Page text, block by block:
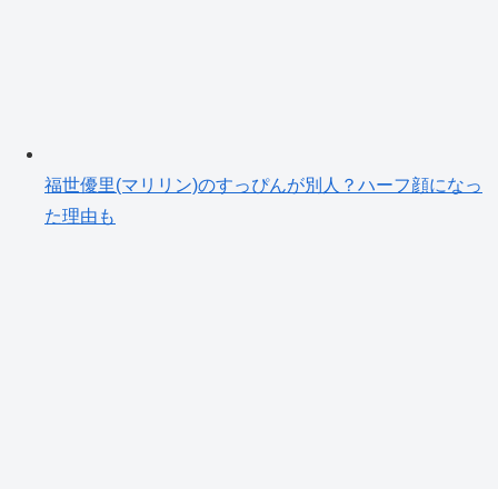
福世優里(マリリン)のすっぴんが別人？ハーフ顔になっ
た理由も